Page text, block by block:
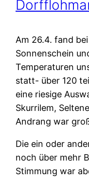
Am 26.4. fand
Sonnenschein
Temperaturen
statt- über 120
eine riesige
Skurrilem,
Andrang war
Die ein oder
noch über mehr
Stimmung war